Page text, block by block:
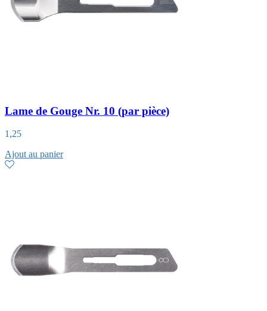
Lame de Gouge Nr. 10 (par pièce)
1,25
Ajout au panier